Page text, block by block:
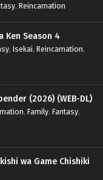
, Reincarnation
Ken Season 4
, Isekai, Reincarnation,
(2026) (WEB-DL)
, Family, Fantasy,
wa Game Chishiki